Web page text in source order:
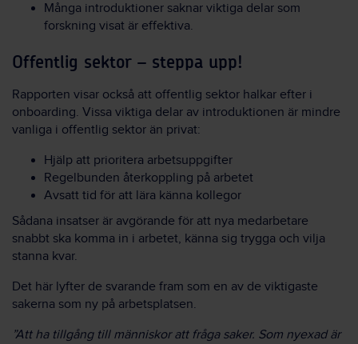
Många introduktioner saknar viktiga delar som
forskning visat är effektiva.
Offentlig sektor – steppa upp!
Rapporten visar också att offentlig sektor halkar efter i
onboarding. Vissa viktiga delar av introduktionen är mindre
vanliga i offentlig sektor än privat:
Hjälp att prioritera arbetsuppgifter
Regelbunden återkoppling på arbetet
Avsatt tid för att lära känna kollegor
Sådana insatser är avgörande för att nya medarbetare
snabbt ska komma in i arbetet, känna sig trygga och vilja
stanna kvar.
Det här lyfter de svarande fram som en av de viktigaste
sakerna som ny på arbetsplatsen.
”Att ha tillgång till människor att fråga saker. Som nyexad är